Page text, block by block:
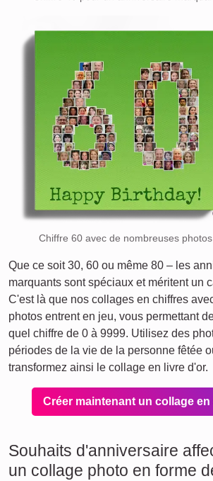
Chiffre 60 avec de nombreuses photos
Que ce soit 30, 60 ou même 80 – les
marquants sont spéciaux et méritent un
C'est là que nos collages en chiffres
photos entrent en jeu, vous permettant
quel chiffre de 0 à 9999. Utilisez des
périodes de la vie de la personne fêtée
transformez ainsi le collage en livre d'or.
Créer maintenant un collage
Souhaits d'anniversaire
un collage photo en forme